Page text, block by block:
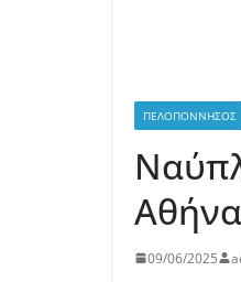
ΠΕΛΟΠΌΝΝΗΣΟΣ
09/06/2025